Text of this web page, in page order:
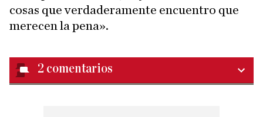
cosas que verdaderamente encuentro que
merecen la pena».
2 comentarios